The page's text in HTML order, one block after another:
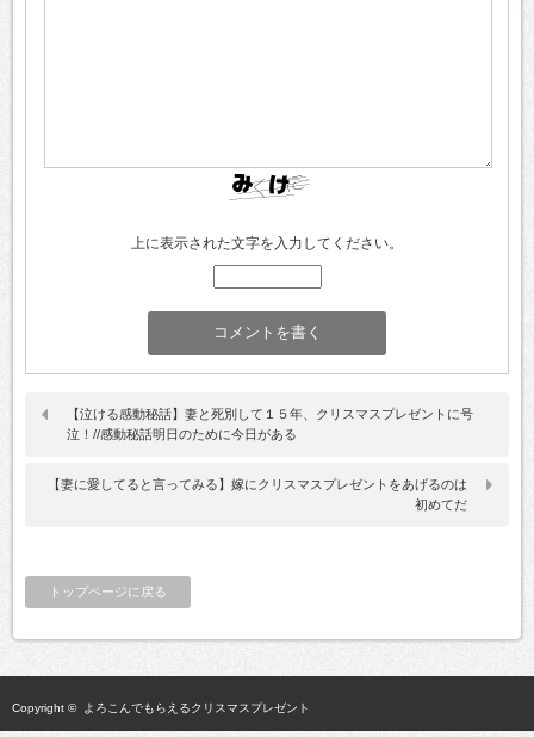
上に表示された文字を入力してください。
【泣ける感動秘話】妻と死別して１５年、クリスマスプレゼントに号
泣！//感動秘話明日のために今日がある
【妻に愛してると言ってみる】嫁にクリスマスプレゼントをあげるのは
初めてだ
トップページに戻る
Copyright © よろこんでもらえるクリスマスプレゼント